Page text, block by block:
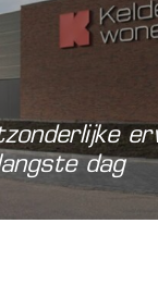
dag